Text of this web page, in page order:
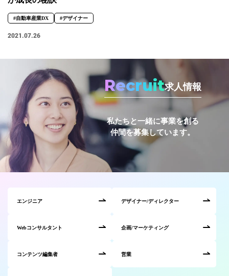
#エンジニア #カスタマーサクセス
#デザイナー #バックオフィス
#広報
テーマ別
#人事からのメッセージ #安心をつくる仕組み #社内異動
注目の記事
面接で転職理由はどう話すべき？面接官が聞きた
い、模範解答ではない「本音」
2023.08.01
#自動車産業DX #デザイナー
2021.07.26
Recruit求人情報
私たちと一緒に事業を創る
仲間を募集しています。
エンジニア デザイナー/ディレクター
Webコンサルタント 企画/マーケティング
コンテンツ編集者 営業